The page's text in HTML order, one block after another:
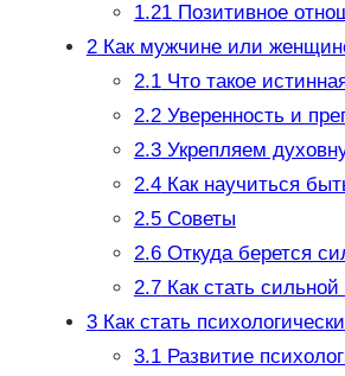
1.21Позитивное
2Как мужчине или
2.1Что такое
2.2Уверенность и
2.3Укрепляем
2.4Как научиться
2.5Советы
2.6Откуда берется
2.7Как стать
3Как стать
3.1Развитие